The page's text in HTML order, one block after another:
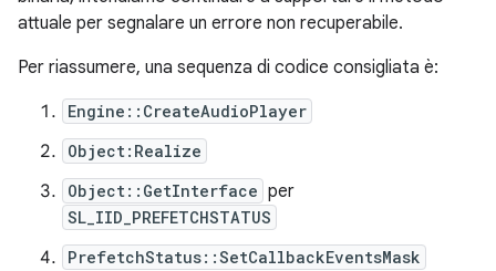
attuale per segnalare un errore non recuperabile.
Per riassumere, una sequenza di codice consigliata è:
Engine::CreateAudioPlayer
Object:Realize
Object::GetInterface per
SL_IID_PREFETCHSTATUS
PrefetchStatus::SetCallbackEventsMask